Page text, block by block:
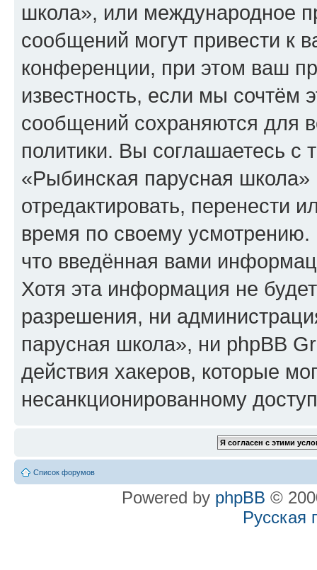
школа», или международное
сообщений могут привести к
конференции, при этом ваш
известность, если мы сочтём
сообщений сохраняются для
политики. Вы соглашаетесь
«Рыбинская парусная
отредактировать, перенести
время по своему усмотрению.
что введённая вами
Хотя эта информация не
разрешения, ни
парусная школа», ни phpBB
действия хакеров, которые
несанкционированному
Список форумов
Powered by phpBB ©
Русская